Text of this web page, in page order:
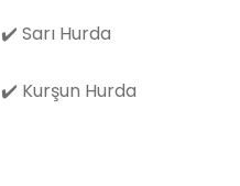
✔️ Sarı Hurda
✔️ Kurşun Hurda